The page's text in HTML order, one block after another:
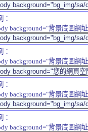
：
background="背景底圖網
：
background="背景底圖網
：
background="背景底圖網
：
background="背景底圖網